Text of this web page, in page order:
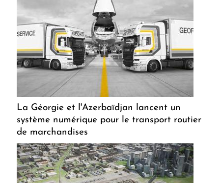
La Géorgie et l'Azerbaïdjan lancent un
système numérique pour le transport routier
de marchandises